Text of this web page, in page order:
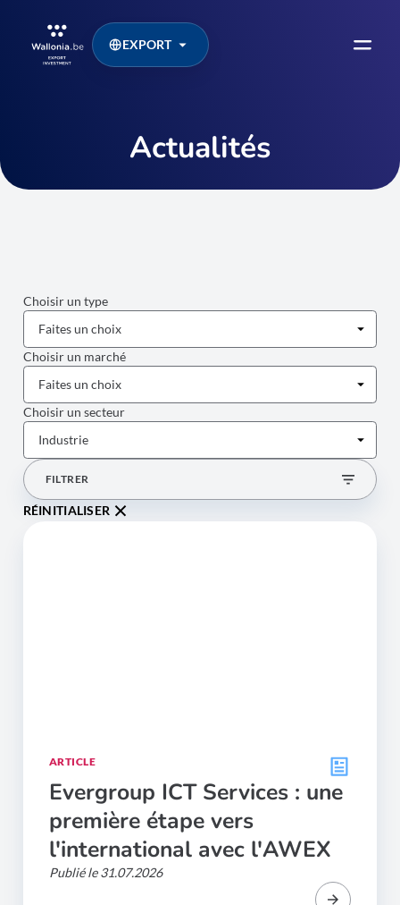
EXPORT
Actualités
Choisir un type
Choisir un marché
Choisir un secteur
FILTRER
RÉINITIALISER
ARTICLE
Evergroup ICT Services : une
première étape vers
l'international avec l'AWEX
Publié le 31.07.2026